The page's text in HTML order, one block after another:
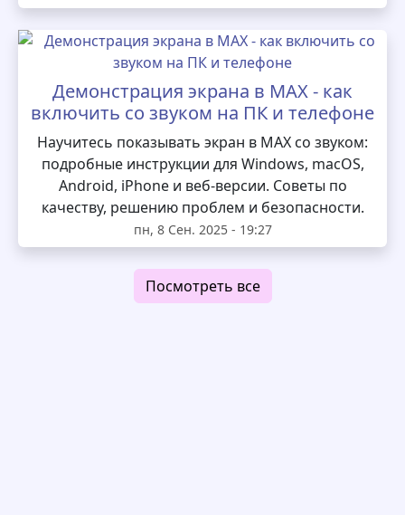
Демонстрация экрана в MAX - как
включить со звуком на ПК и телефоне
Научитесь показывать экран в MAX со звуком:
подробные инструкции для Windows, macOS,
Android, iPhone и веб-версии. Советы по
качеству, решению проблем и безопасности.
пн, 8 Сен. 2025 - 19:27
Посмотреть все